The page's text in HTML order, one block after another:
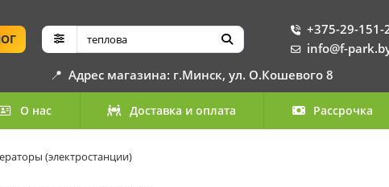
+375-29-151-
info@f-
📍 Адрес магазина: г.Минск, ул. О.Кошевого 8
О нас Доставка и оплата Рассрочка
(электростанции)